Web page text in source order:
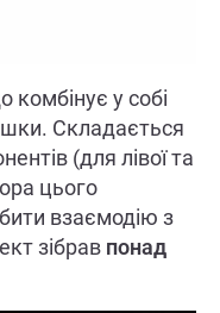
комбінує у собі
Складається
(для лівої та
цього
взаємодію з
зібрав понад